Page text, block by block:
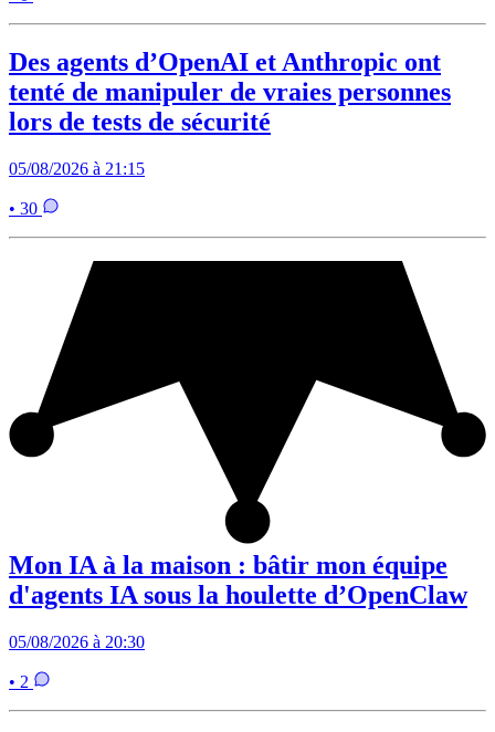
Des agents d’OpenAI et Anthropic ont
tenté de manipuler de vraies personnes
lors de tests de sécurité
05/08/2026 à 21:15
• 30
Mon IA à la maison : bâtir mon équipe
d'agents IA sous la houlette d’OpenClaw
05/08/2026 à 20:30
• 2